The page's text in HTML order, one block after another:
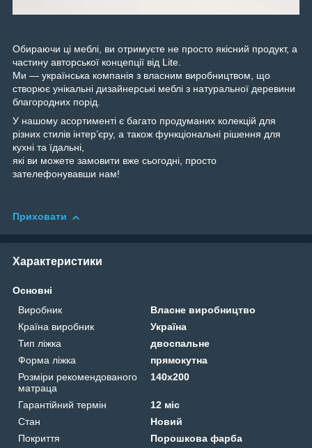
Обираючи ці меблі, ви отримуєте не просто якісний продукт, а
частину авторської концепції від Lite.
Ми — українська компанія з власним виробництвом, що
створює унікальні дизайнерські меблі з натуральної деревини
благородних порід.
У нашому асортименті є багато продуманих колекцій для
різних стилів інтер’єру, а також функціональні рішення для
кухні та їдальні,
які ви можете замовити вже сьогодні, просто
зателефонувавши нам!
Приховати
Характеристики
Основні
Виробник
Власне виробництво
Країна виробник
Україна
Тип ліжка
двоспальне
Форма ліжка
прямокутна
Розміри рекомендованого
матраца
140х200
Гарантійний термін
12 міс
Стан
Новий
Покриття
Порошкова фарба